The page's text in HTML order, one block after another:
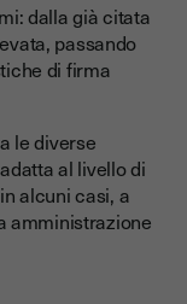
dalla già citata
passando
di firma
le diverse
al livello di
alcuni casi, a
amministrazione